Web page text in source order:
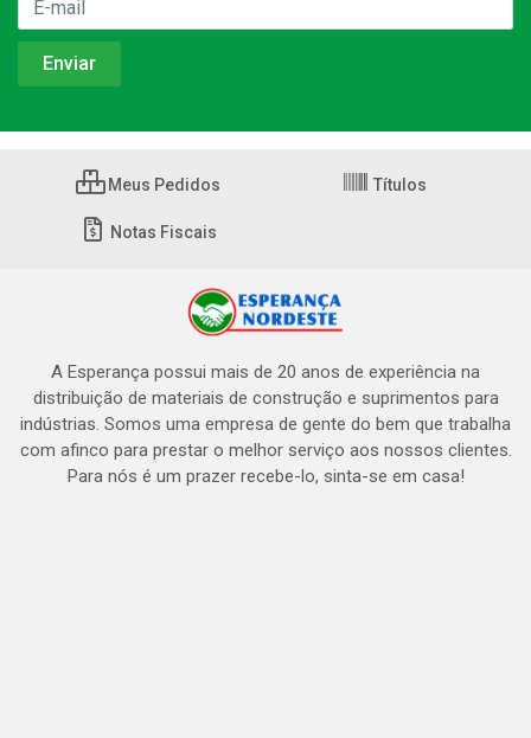
Meus Pedidos Títulos
Notas Fiscais
A Esperança possui mais de 20 anos de experiência na
distribuição de materiais de construção e suprimentos para
indústrias. Somos uma empresa de gente do bem que trabalha
com afinco para prestar o melhor serviço aos nossos clientes.
Para nós é um prazer recebe-lo, sinta-se em casa!